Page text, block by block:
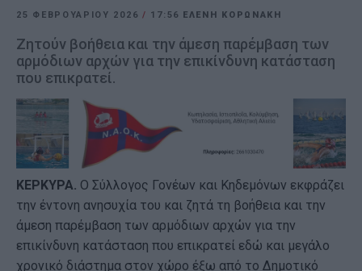
25 ΦΕΒΡΟΥΑΡΊΟΥ 2026 / 17:56 ΕΛΕΝΗ ΚΟΡΩΝΑΚΗ
Ζητούν βοήθεια και την άμεση παρέμβαση των
αρμόδιων αρχών για την επικίνδυνη κατάσταση
που επικρατεί.
ΚΕΡΚΥΡΑ. Ο Σύλλογος Γονέων και Κηδεμόνων εκφράζει
την έντονη ανησυχία του και ζητά τη βοήθεια και την
άμεση παρέμβαση των αρμόδιων αρχών για την
επικίνδυνη κατάσταση που επικρατεί εδώ και μεγάλο
χρονικό διάστημα στον χώρο έξω από το Δημοτικό